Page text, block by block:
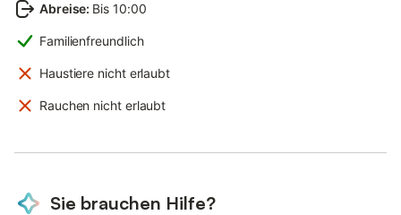
Abreise: Bis 10:00
Familienfreundlich
Haustiere nicht erlaubt
Rauchen nicht erlaubt
Sie brauchen Hilfe?